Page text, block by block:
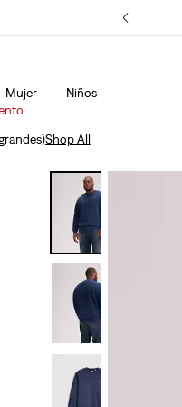
Detalles
Mujer
Niños
Shop All